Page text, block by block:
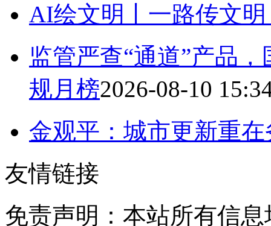
AI绘文明丨一路传文
监管严查“通道”产品
规月榜2026-08-10
金观平：城市更新重
友情链接
免责声明：本站所有信